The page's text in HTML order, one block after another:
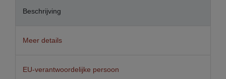
Beschrijving
Meer details
EU-verantwoordelijke persoon